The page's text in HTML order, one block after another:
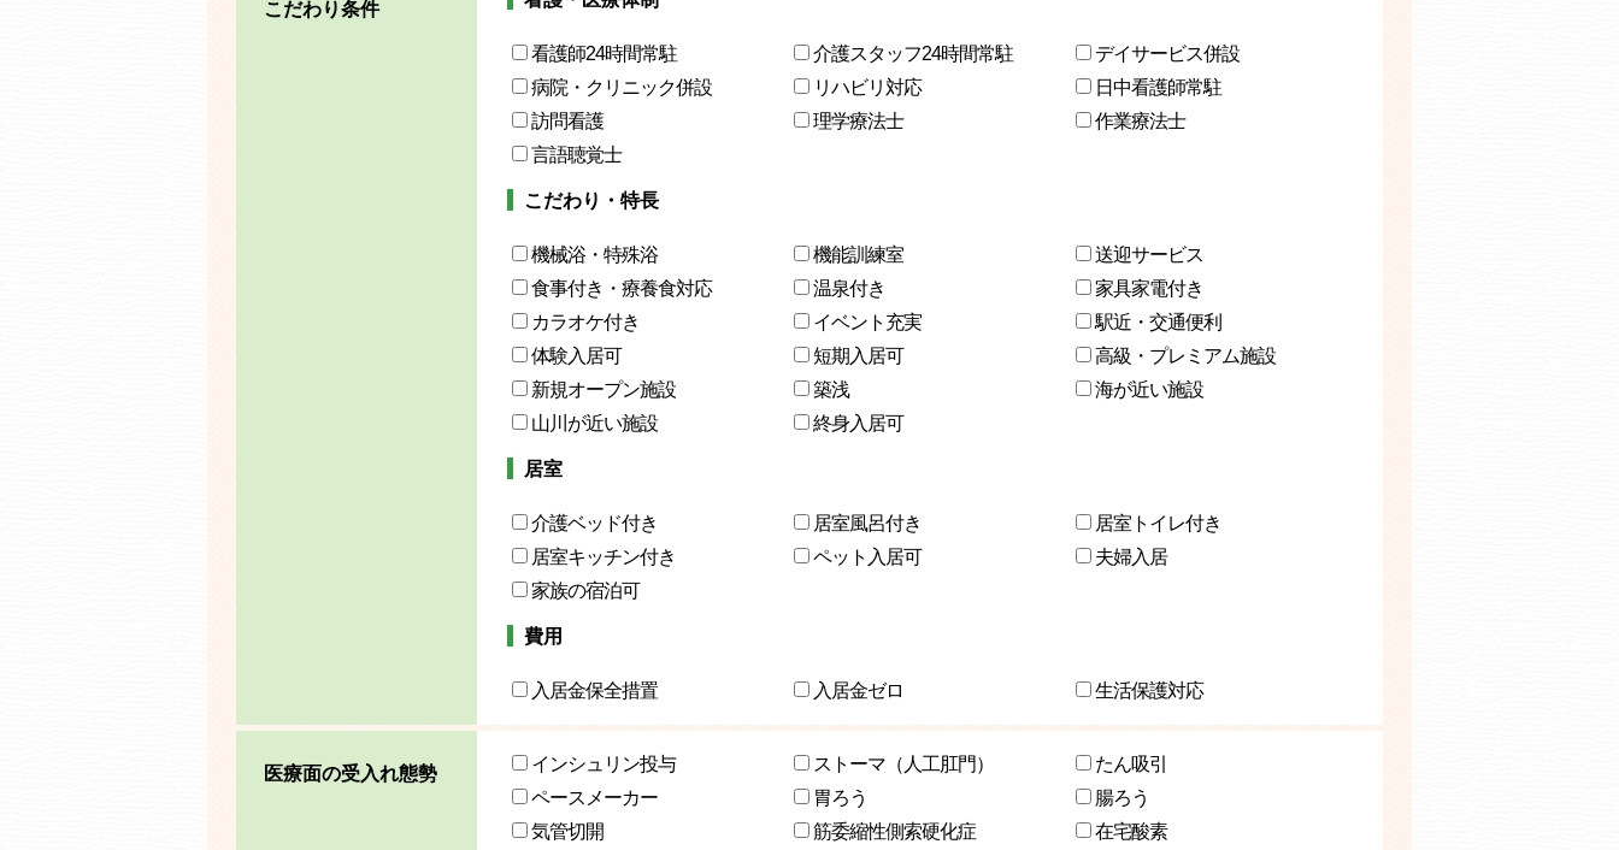
こだわり条件
看護師24時間常駐 介護スタッフ24時間常駐
デイサービス併設
病院・クリニック併設
リハビリ対応
日中看護師常駐
訪問看護
理学療法士
作業療法士
言語聴覚士
こだわり・特長
機械浴・特殊浴 機能訓練室
送迎サービス
食事付き・療養食対応
温泉付き
家具家電付き
カラオケ付き
イベント充実
駅近・交通便利
体験入居可
短期入居可
高級・プレミアム施設
新規オープン施設
築浅
海が近い施設
山川が近い施設
終身入居可
居室
介護ベッド付き 居室風呂付き
居室トイレ付き
居室キッチン付き
ペット入居可
夫婦入居
家族の宿泊可
費用
入居金保全措置 入居金ゼロ 生活保護対応
医療面の受入れ態勢 インシュリン投与 ストーマ（人工肛門）
たん吸引
ペースメーカー
胃ろう
腸ろう
気管切開
筋委縮性側索硬化症
在宅酸素